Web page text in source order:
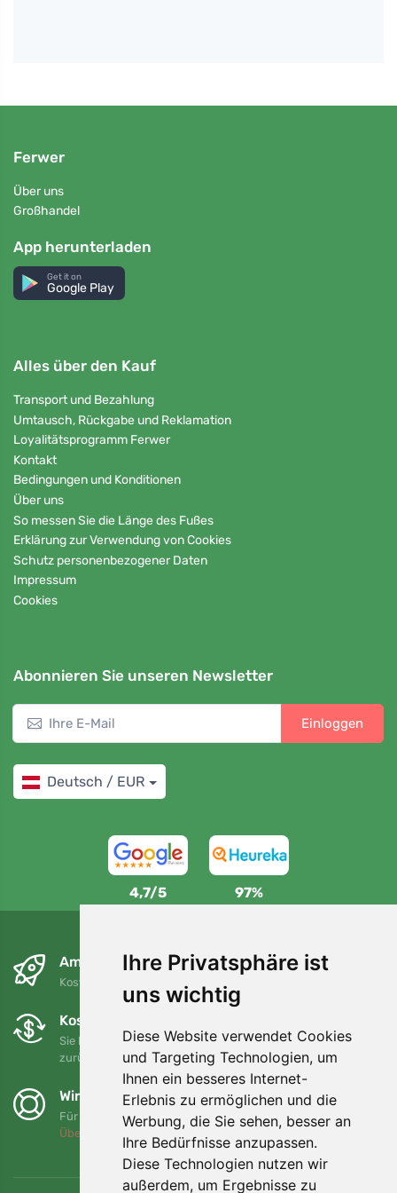
Ihre Privatsphäre ist
uns wichtig
Diese Website verwendet Cookies
und Targeting Technologien, um
Ihnen ein besseres Internet-
Erlebnis zu ermöglichen und die
Werbung, die Sie sehen, besser an
Ihre Bedürfnisse anzupassen.
Diese Technologien nutzen wir
außerdem, um Ergebnisse zu
Ferwer
Über uns
Großhandel
App herunterladen
Get it on
Google Play
Alles über den Kauf
Transport und Bezahlung
Umtausch, Rückgabe und Reklamation
Loyalitätsprogramm Ferwer
Kontakt
Bedingungen und Konditionen
Über uns
So messen Sie die Länge des Fußes
Erklärung zur Verwendung von Cookies
Schutz personenbezogener Daten
Impressum
Cookies
Abonnieren Sie unseren Newsletter
Einloggen
Deutsch / EUR
4,7/5 97%
Am nächsten Tag und kostenlos
Kostenloser Versand für Bestellungen über 80 EUR
Kostenloser Umtausch und Rückgabe
Sie können Ihre Bestellung jederzeit innerhalb von 90 Tagen
zurückgeben oder umtauschen.
Wir unterstützen Trees.org
Für jede Bestellung pflanzen wir einen Baum! Mehr lesen
Über uns